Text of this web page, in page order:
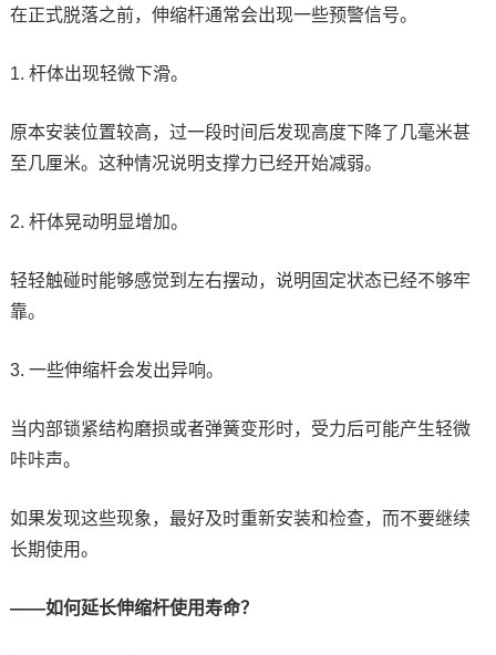
在正式脱落之前，伸缩杆通常会出现一些预警信号。
1. 杆体出现轻微下滑。
原本安装位置较高，过一段时间后发现高度下降了几毫米甚
至几厘米。这种情况说明支撑力已经开始减弱。
2. 杆体晃动明显增加。
轻轻触碰时能够感觉到左右摆动，说明固定状态已经不够牢
靠。
3. 一些伸缩杆会发出异响。
当内部锁紧结构磨损或者弹簧变形时，受力后可能产生轻微
咔咔声。
如果发现这些现象，最好及时重新安装和检查，而不要继续
长期使用。
——如何延长伸缩杆使用寿命？